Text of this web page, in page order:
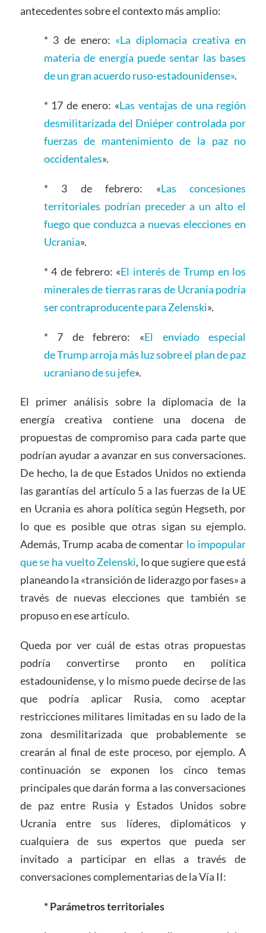
antecedentes sobre el contexto más amplio:
* 3 de enero: «La diplomacia creativa en
materia de energía puede sentar las bases
de un gran acuerdo ruso-estadounidense».
* 17 de enero: «Las ventajas de una región
desmilitarizada del Dniéper controlada por
fuerzas de mantenimiento de la paz no
occidentales».
* 3 de febrero: «Las concesiones
territoriales podrían preceder a un alto el
fuego que conduzca a nuevas elecciones en
Ucrania».
* 4 de febrero: «El interés de Trump en los
minerales de tierras raras de Ucrania podría
ser contraproducente para Zelenski».
* 7 de febrero: «El enviado especial
de Trump arroja más luz sobre el plan de paz
ucraniano de su jefe».
El primer análisis sobre la diplomacia de la
energía creativa contiene una docena de
propuestas de compromiso para cada parte que
podrían ayudar a avanzar en sus conversaciones.
De hecho, la de que Estados Unidos no extienda
las garantías del artículo 5 a las fuerzas de la UE
en Ucrania es ahora política según Hegseth, por
lo que es posible que otras sigan su ejemplo.
Además, Trump acaba de comentar lo impopular
que se ha vuelto Zelenski, lo que sugiere que está
planeando la «transición de liderazgo por fases» a
través de nuevas elecciones que también se
propuso en ese artículo.
Queda por ver cuál de estas otras propuestas
podría convertirse pronto en política
estadounidense, y lo mismo puede decirse de las
que podría aplicar Rusia, como aceptar
restricciones militares limitadas en su lado de la
zona desmilitarizada que probablemente se
crearán al final de este proceso, por ejemplo. A
continuación se exponen los cinco temas
principales que darán forma a las conversaciones
de paz entre Rusia y Estados Unidos sobre
Ucrania entre sus líderes, diplomáticos y
cualquiera de sus expertos que pueda ser
invitado a participar en ellas a través de
conversaciones complementarias de la Vía II:
* Parámetros territoriales